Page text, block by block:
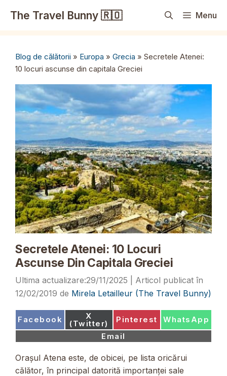
The Travel Bunny 🇷🇴 Menu
Blog de călătorii » Europa » Grecia » Secretele Atenei:
10 locuri ascunse din capitala Greciei
Secretele Atenei: 10 Locuri
Ascunse Din Capitala Greciei
29/11/2025
12/02/2019 de Mirela Letailleur (The Travel Bunny)
Share
Facebook Share
on
X
(Twitter) Share
Pinterest Share
WhatsApp
Share
on
Email
Orașul Atena este, de obicei, pe lista oricărui
călător, în principal datorită importanței sale